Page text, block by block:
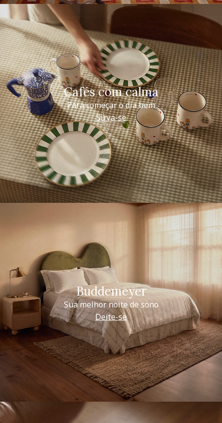
Cafés com calma
Para começar o dia bem
Sirva-se
Buddemeyer
Sua melhor noite de sono
Deite-se